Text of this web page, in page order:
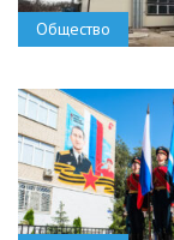
Общество